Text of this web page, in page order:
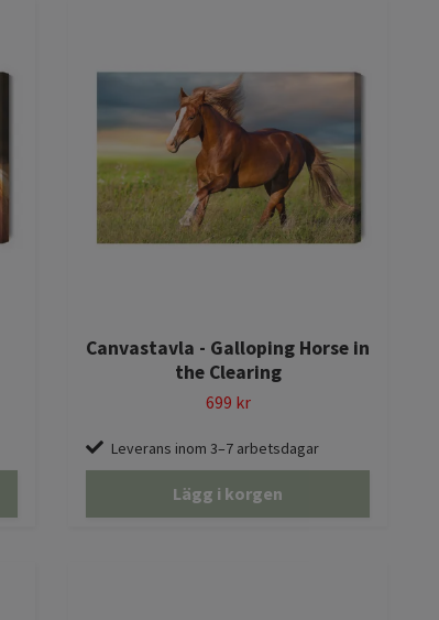
Canvastavla - Galloping Horse in
the Clearing
699 kr
Leverans inom 3–7 arbetsdagar
Lägg i korgen